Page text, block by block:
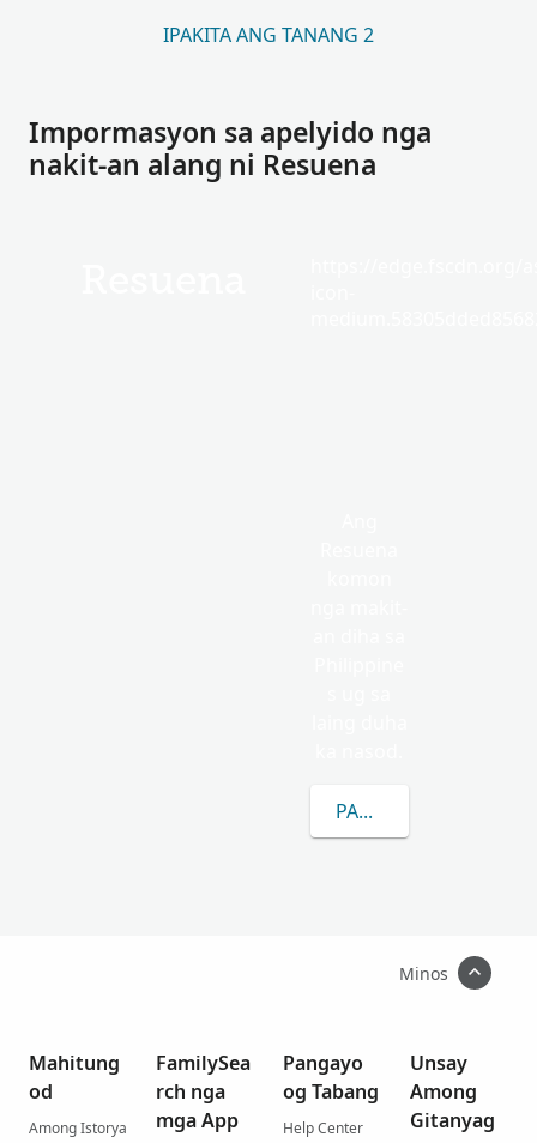
IPAKITA ANG TANANG 2
Impormasyon sa apelyido nga
nakit-an alang ni Resuena
PAGKAT-ON OG
Minos
Mahitung
od
Among Istorya
FamilySea
rch nga
mga App
Pangayo
og Tabang
Help Center
Unsay
Among
Gitanyag